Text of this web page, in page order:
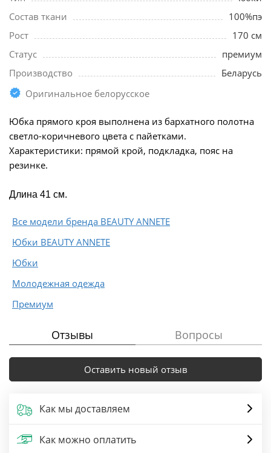
Состав ткани
100%пэ
Рост
170 см
Статус
премиум
Производство
Беларусь
Оригинальное белорусское
Юбка прямого кроя выполнена из бархатного полотна
светло-коричневого цвета с пайетками.
Характеристики: прямой крой, подкладка, пояс на
резинке.
Длина 41 см.
Все модели бренда BEAUTY ANNETE
Юбки BEAUTY ANNETE
Юбки
Молодежная одежда
Премиум
Отзывы Вопросы
Оставить новый отзыв
Как мы доставляем
Как можно оплатить